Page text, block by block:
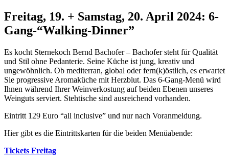
Freitag, 19. + Samstag, 20. April 2024: 6-
Gang-“Walking-Dinner”
Es kocht Sternekoch Bernd Bachofer – Bachofer steht für Qualität
und Stil ohne Pedanterie. Seine Küche ist jung, kreativ und
ungewöhnlich. Ob mediterran, global oder fern(k)östlich, es erwartet
Sie progressive Aromaküche mit Herzblut. Das 6-Gang-Menü wird
Ihnen während Ihrer Weinverkostung auf beiden Ebenen unseres
Weinguts serviert. Stehtische sind ausreichend vorhanden.
Eintritt 129 Euro “all inclusive” und nur nach Voranmeldung.
Hier gibt es die Eintrittskarten für die beiden Menüabende:
Tickets Freitag